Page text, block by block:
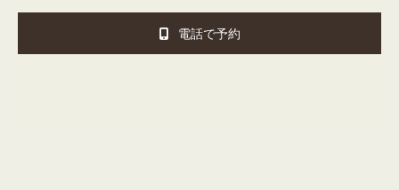
電話で予約